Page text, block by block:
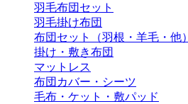
羽毛布団セット
羽毛掛け布団
布団セット（羽根・羊毛・他）
掛け・敷き布団
マットレス
布団カバー・シーツ
毛布・ケット・敷パッド